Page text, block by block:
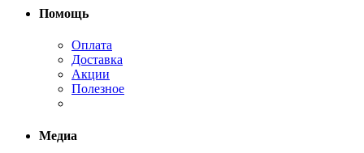
Помощь
Оплата
Доставка
Акции
Полезное
Медиа